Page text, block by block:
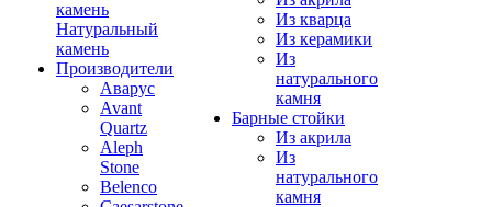
камень
Натуральный
камень
Производители
Аварус
Avant
Quartz
Aleph
Stone
Belenco
Из кварца
Из керамики
Из
натурального
камня
Барные стойки
Из акрила
Из
натурального
камня